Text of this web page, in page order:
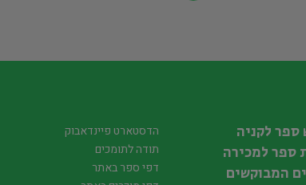
ספר לקניה
ספר למכירה
המבוקשים
הדסטארט פיינדאבוק
תודה לתומכים
דפי ספר באתר